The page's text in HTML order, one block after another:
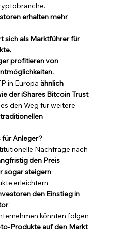
erhalten mehr
sich als Marktführer für
profitieren von
in Europa ähnlich
der iShares Bitcoin Trust
den Weg für weitere
Anleger?
Nachfrage nach
den Preis
sogar steigern.
erleichtern
den Einstieg in
.
könnten folgen
Produkte auf den Markt